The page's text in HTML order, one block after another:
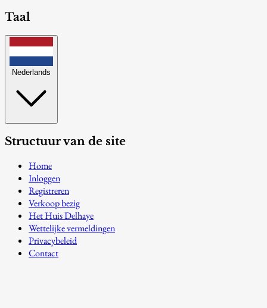
Taal
Nederlands
Structuur van de site
Home
Inloggen
Registreren
Verkoop bezig
Het Huis Delhaye
Wettelijke vermeldingen
Privacybeleid
Contact